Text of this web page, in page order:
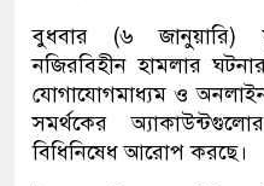
বুধবার (৬ জানুয়ারি)
নজিরবিহীন হামলার
যোগাযোগমাধ্যম ও অনলাইন
সমর্থকের
বিধিনিষেধ আরোপ করছে।